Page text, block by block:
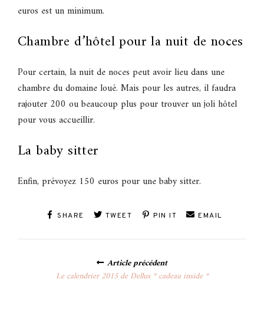
euros est un minimum.
Chambre d’hôtel pour la nuit de noces
Pour certain, la nuit de noces peut avoir lieu dans une
chambre du domaine loué. Mais pour les autres, il faudra
rajouter 200 ou beaucoup plus pour trouver un joli hôtel
pour vous accueillir.
La baby sitter
Enfin, prévoyez 150 euros pour une baby sitter.
SHARE TWEET PIN IT EMAIL
navigation
Article précédent
Le calendrier 2015 de Dellus * cadeau inside *